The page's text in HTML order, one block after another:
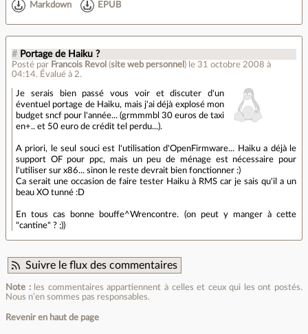
Markdown EPUB
# Portage de Haiku ?
Posté par Francois Revol (site web personnel ) le 31 octobre 2008 à
04:14. Évalué à 2.
Je serais bien passé vous voir et discuter d'un
éventuel portage de Haiku, mais j'ai déjà explosé mon
budget sncf pour l'année... (grmmmbl 30 euros de taxi
en+.. et 50 euro de crédit tel perdu...).
A priori, le seul souci est l'utilisation d'OpenFirmware... Haiku a déjà le
support OF pour ppc, mais un peu de ménage est nécessaire pour
l'utiliser sur x86... sinon le reste devrait bien fonctionner :)
Ca serait une occasion de faire tester Haiku à RMS car je sais qu'il a un
beau XO tunné :D
En tous cas bonne bouffe^Wrencontre. (on peut y manger à cette
"cantine" ? ;))
Suivre le flux des commentaires
Note :les commentaires appartiennent à celles et ceux qui les ont postés.
Nous n’en sommes pas responsables.
Revenir en haut de page